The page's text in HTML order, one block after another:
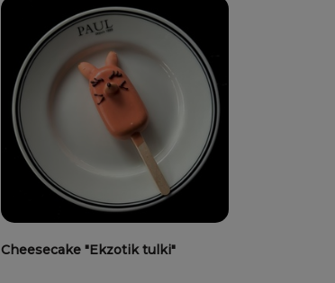
Cheesecake "Ekzotik tulki"